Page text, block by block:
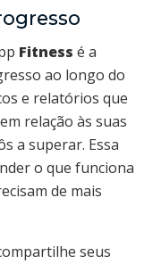
Fitness é a
ao longo do
e relatórios que
relação às suas
a superar. Essa
o que funciona
de mais
seus